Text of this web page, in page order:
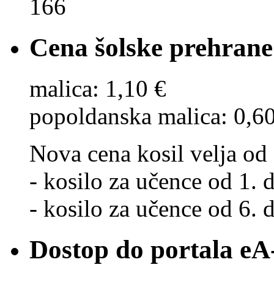
166
Cena šolske prehrane
malica: 1,10 €
popoldanska malica:
Nova cena kosil velja
- kosilo za učence od 1.
- kosilo za učence od 6.
Dostop do portala